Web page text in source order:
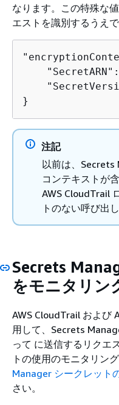
なります。この特殊な
エストを識別するうえで
}
注記
以前は、Secrets
コンテキストが
AWS CloudTrail
トのない呼び出
Secrets
をモニタリン
AWS CloudTrail および
用して、Secrets
って に送信するリクエ
トの使用のモニタリン
Manager シークレット
さい。